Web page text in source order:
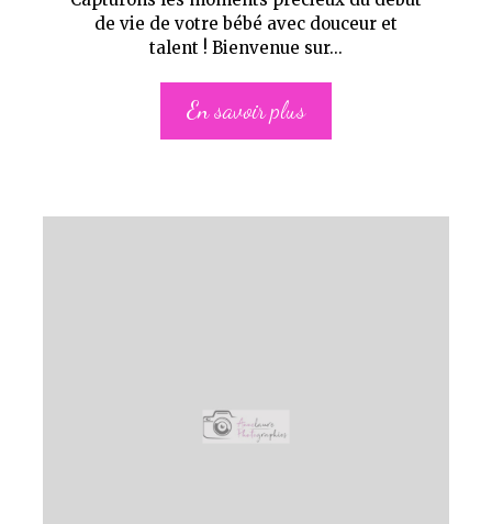
de vie de votre bébé avec douceur et
talent ! Bienvenue sur...
En savoir plus